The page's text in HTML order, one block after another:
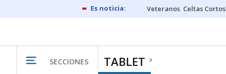
Veteranos Celtas Cortos
SECCIONES TABLET